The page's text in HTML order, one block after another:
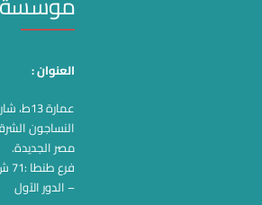
العنوان :
عمارة
النساجون
مصر الجديدة.
– الدور الآول